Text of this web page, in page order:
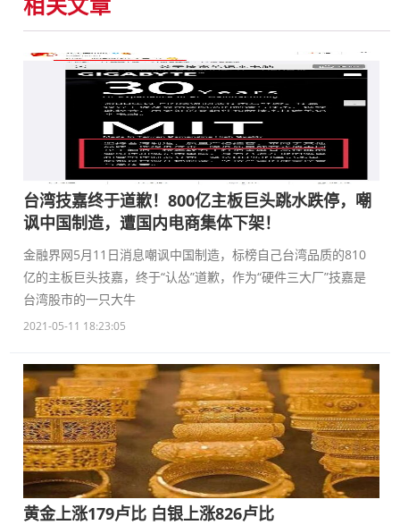
台湾技嘉终于道歉！800亿主板巨头跳水跌停，嘲
讽中国制造，遭国内电商集体下架！
金融界网5月11日消息嘲讽中国制造，标榜自己台湾品质的810
亿的主板巨头技嘉，终于“认怂”道歉，作为“硬件三大厂”技嘉是
台湾股市的一只大牛
2021-05-11 18:23:05
黄金上涨179卢比 白银上涨826卢比